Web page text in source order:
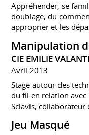
Appréhender, se
doublage, du
approprier et les
Manipulation
CIE EMILIE
Avril 2013
Stage autour des
du fil en relation avec
Sclavis, collaborateur
Jeu Masqué